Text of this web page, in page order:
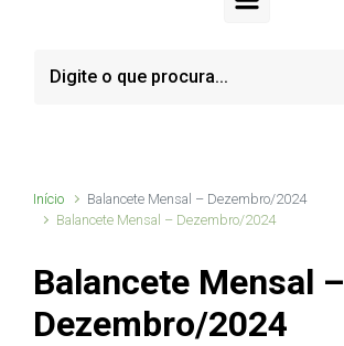
Início
Balancete Mensal – Dezembro/2024
Balancete Mensal – Dezembro/2024
Balancete Mensal –
Dezembro/2024